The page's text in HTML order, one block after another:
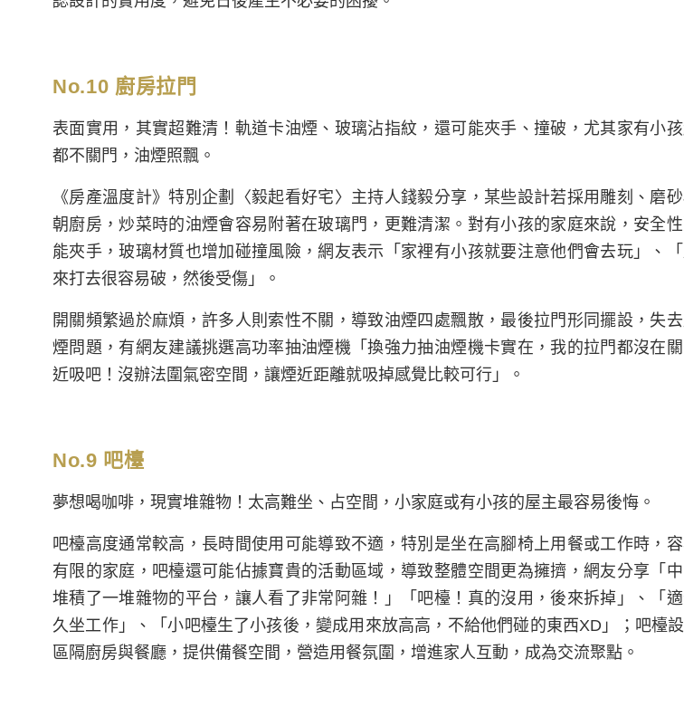
No.10 廚房拉門
表面實用，其實超難清！軌道卡油煙、玻璃沾指紋，還可能夾手、撞破，尤其家有小
都不關門，油煙照飄。
《房產溫度計》特別企劃〈毅起看好宅〉主持人錢毅分享，某些設計若採用雕刻、磨
朝廚房，炒菜時的油煙會容易附著在玻璃門，更難清潔。對有小孩的家庭來說，安全
能夾手，玻璃材質也增加碰撞風險，網友表示「家裡有小孩就要注意他們會去玩」、
來打去很容易破，然後受傷」。
開關頻繁過於麻煩，許多人則索性不關，導致油煙四處飄散，最後拉門形同擺設，失
煙問題，有網友建議挑選高功率抽油煙機「換強力抽油煙機卡實在，我的拉門都沒在
近吸吧！沒辦法圍氣密空間，讓煙近距離就吸掉感覺比較可行」。
No.9 吧檯
夢想喝咖啡，現實堆雜物！太高難坐、占空間，小家庭或有小孩的屋主最容易後悔。
吧檯高度通常較高，長時間使用可能導致不適，特別是坐在高腳椅上用餐或工作時，
有限的家庭，吧檯還可能佔據寶貴的活動區域，導致整體空間更為擁擠，網友分享「
堆積了一堆雜物的平台，讓人看了非常阿雜！」「吧檯！真的沒用，後來拆掉」、「
久坐工作」、「小吧檯生了小孩後，變成用來放高高，不給他們碰的東西XD」；吧檯
區隔廚房與餐廳，提供備餐空間，營造用餐氛圍，增進家人互動，成為交流聚點。